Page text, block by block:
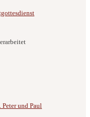
Peter und Paul